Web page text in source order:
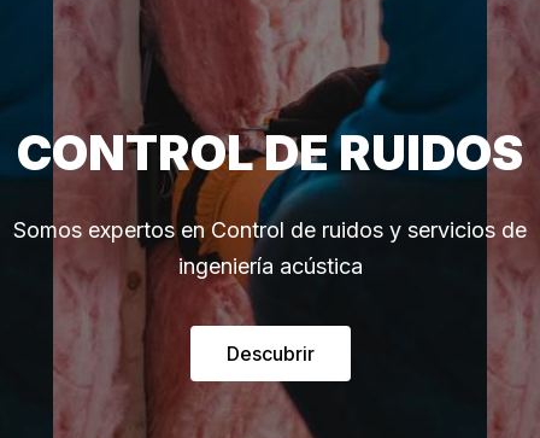
CONTROL DE RUIDOS
Somos expertos en Control de ruidos y servicios de
ingeniería acústica
Descubrir